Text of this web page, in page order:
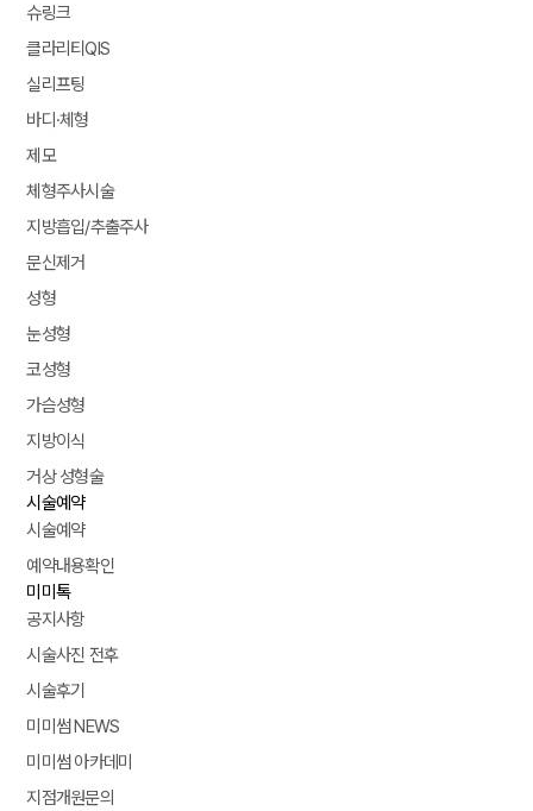
슈링크
클라리티QIS
실리프팅
바디·체형
제모
체형주사시술
지방흡입/추출주사
문신제거
성형
눈성형
코성형
가슴성형
지방이식
거상 성형술
시술예약
시술예약
예약내용확인
미미톡
공지사항
시술사진 전후
시술후기
미미썸 NEWS
미미썸 아카데미
지점개원문의